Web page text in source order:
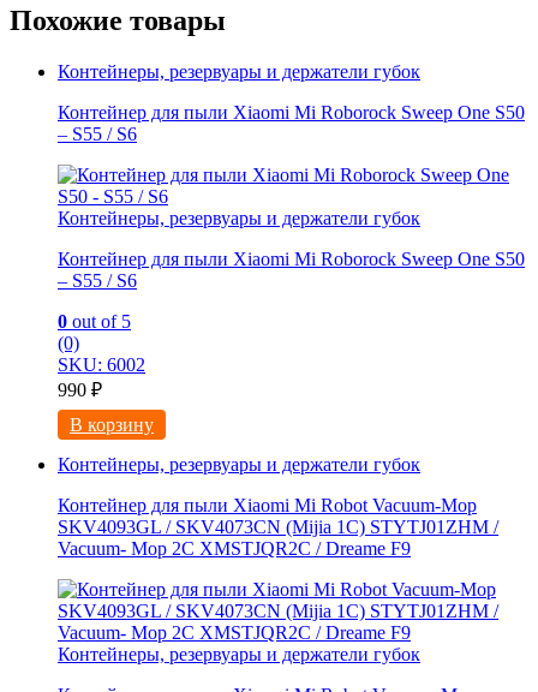
Похожие товары
Контейнеры, резервуары и держатели губок
Контейнер для пыли Xiaomi Mi Roborock Sweep One S50
– S55 / S6
Контейнеры, резервуары и держатели губок
Контейнер для пыли Xiaomi Mi Roborock Sweep One S50
– S55 / S6
0 out of 5
(0)
SKU: 6002
990 ₽
В корзину
Контейнеры, резервуары и держатели губок
Контейнер для пыли Xiaomi Mi Robot Vacuum-Mop
SKV4093GL / SKV4073CN (Mijia 1C) STYTJ01ZHM /
Vacuum- Mop 2C XMSTJQR2C / Dreame F9
Контейнеры, резервуары и держатели губок